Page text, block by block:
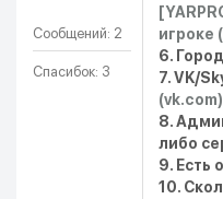
Сообщений: 2
Спасибок: 3
игроке
6.
7. VK/
(vk.com)
8.
либо
9. Есть
10.